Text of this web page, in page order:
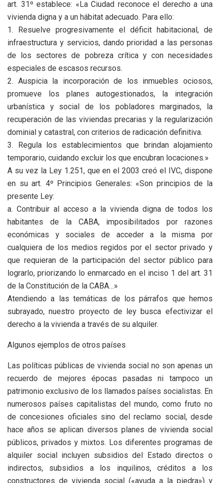
art. 31º establece: «La Ciudad reconoce el derecho a una
vivienda digna y a un hábitat adecuado. Para ello:
1. Resuelve progresivamente el déficit habitacional, de
infraestructura y servicios, dando prioridad a las personas
de los sectores de pobreza crítica y con necesidades
especiales de escasos recursos.
2. Auspicia la incorporación de los inmuebles ociosos,
promueve los planes autogestionados, la integración
urbanística y social de los pobladores marginados, la
recuperación de las viviendas precarias y la regularización
dominial y catastral, con criterios de radicación definitiva.
3. Regula los establecimientos que brindan alojamiento
temporario, cuidando excluir los que encubran locaciones.»
A su vez la Ley 1.251, que en el 2003 creó el IVC, dispone
en su art. 4º Principios Generales: «Son principios de la
presente Ley:
a. Contribuir al acceso a la vivienda digna de todos los
habitantes de la CABA, imposibilitados por razones
económicas y sociales de acceder a la misma por
cualquiera de los medios regidos por el sector privado y
que requieran de la participación del sector público para
lograrlo, priorizando lo enmarcado en el inciso 1 del art. 31
de la Constitución de la CABA…»
Atendiendo a las temáticas de los párrafos que hemos
subrayado, nuestro proyecto de ley busca efectivizar el
derecho a la vivienda a través de su alquiler.
Algunos ejemplos de otros países
Las políticas públicas de vivienda social no son apenas un
recuerdo de mejores épocas pasadas ni tampoco un
patrimonio exclusivo de los llamados países socialistas. En
numerosos países capitalistas del mundo, como fruto no
de concesiones oficiales sino del reclamo social, desde
hace años se aplican diversos planes de vivienda social
públicos, privados y mixtos. Los diferentes programas de
alquiler social incluyen subsidios del Estado directos o
indirectos, subsidios a los inquilinos, créditos a los
constructores de vivienda social («ayuda a la piedra») y